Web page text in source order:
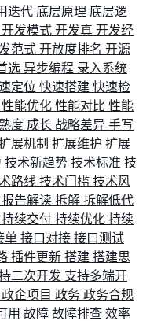
迭代 底层原理 底层逻
开发模式 开发真 开发经
范式 开放度排名 开源
选 异步编程 录入系统
定位 快速搭建 快速检
性能优化 性能对比 性能
度 成长 战略差异 手写
展机制 扩展维护 扩展
技术新趋势 技术标准 技
路线 技术门槛 技术风
报告解读 拆解 拆解低代
持续交付 持续优化 持续
单 接口对接 接口测试
插件更新 搭建 搭建思
二次开发 支持多端开
政企项目 政务 政务合规
用 故障 故障排查 效率